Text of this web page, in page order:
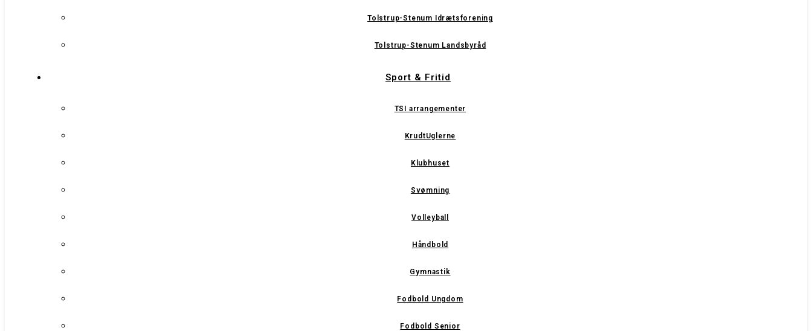
Tolstrup-Stenum Idrætsforening
Tolstrup-Stenum Landsbyråd
Sport & Fritid
TSI arrangementer
KrudtUglerne
Klubhuset
Svømning
Volleyball
Håndbold
Gymnastik
Fodbold Ungdom
Fodbold Senior